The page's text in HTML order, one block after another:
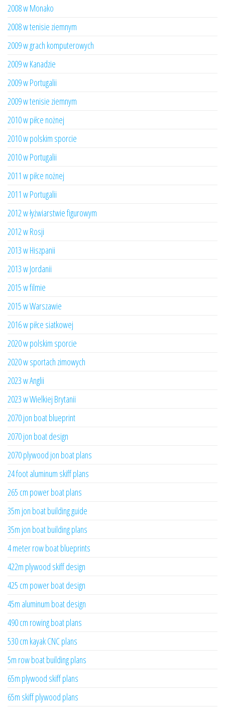
2008 w Monako
2008 w tenisie ziemnym
2009 w grach komputerowych
2009 w Kanadzie
2009 w Portugalii
2009 w tenisie ziemnym
2010 w piłce nożnej
2010 w polskim sporcie
2010 w Portugalii
2011 w piłce nożnej
2011 w Portugalii
2012 w łyżwiarstwie figurowym
2012 w Rosji
2013 w Hiszpanii
2013 w Jordanii
2015 w filmie
2015 w Warszawie
2016 w piłce siatkowej
2020 w polskim sporcie
2020 w sportach zimowych
2023 w Anglii
2023 w Wielkiej Brytanii
2070 jon boat blueprint
2070 jon boat design
2070 plywood jon boat plans
24 foot aluminum skiff plans
265 cm power boat plans
35m jon boat building guide
35m jon boat building plans
4 meter row boat blueprints
422m plywood skiff design
425 cm power boat design
45m aluminum boat design
490 cm rowing boat plans
530 cm kayak CNC plans
5m row boat building plans
65m plywood skiff plans
65m skiff plywood plans